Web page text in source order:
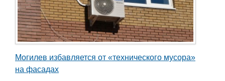
Могилев избавляется от «технического мусора»
на фасадах